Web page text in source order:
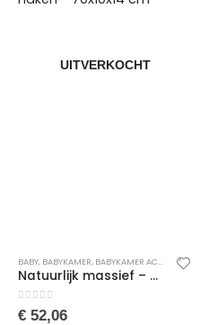
UITVERKOCHT
BABY, BABYKAMER, BABYKAMER ACCESSOIRES
Natuurlijk massief – Houten Montessori Hangerrek – Wandhanger met Houten Planken – Kinderkamer Planken – 7 Haken – 70x10x14 cm
0van de 5
€ 52,06